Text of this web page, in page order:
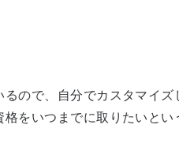
ので、自分でカスタマイズ
をいつまでに取りたいと